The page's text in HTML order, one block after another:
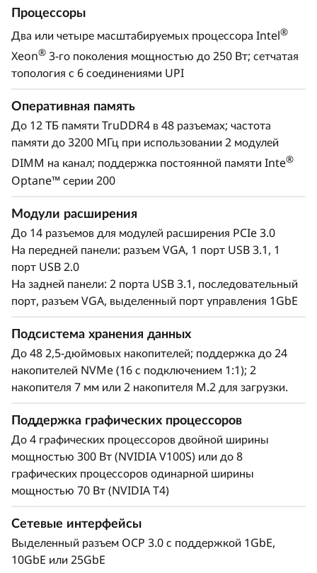
рабочих нагрузок
Lenovo ThinkSystem SR860 V2 позволяет
управлять текущим ландшафтом ИТ-данных и
предоставляет возможности для легкого
масштабирования по мере взрывного роста
столкнуться вашей организации.
Сервер SR860 V2, созданный специально для
обеспечения доступной производительности и
потенциала роста, легко справится с
корпоративными задачами виртуализации,
консолидацией рабочих нагрузок и критически
вычислениями в оперативной памяти, такими
как SAP HANA, нагрузками баз данных и систем
планирования ресурсов предприятия.
Процессоры
Два или четыре масштабируемых процессора Intel®
Xeon® 3-го поколения мощностью до 250 Вт; сетчатая
топология с 6 соединениями UPI
Оперативная память
До 12 ТБ памяти TruDDR4 в 48 разъемах; частота
памяти до 3200 МГц при использовании 2 модулей
DIMM на канал; поддержка постоянной памяти Inte®
Optane™ серии 200
Модули расширения
До 14 разъемов для модулей расширения PCIe 3.0
На передней панели: разъем VGA, 1 порт USB 3.1, 1
порт USB 2.0
На задней панели: 2 порта USB 3.1, последовательный
порт, разъем VGA, выделенный порт управления 1GbE
Подсистема хранения данных
До 48 2,5-дюймовых накопителей; поддержка до 24
накопителей NVMe (16 с подключением 1:1); 2
накопителя 7 мм или 2 накопителя M.2 для загрузки.
Поддержка графических процессоров
До 4 графических процессоров двойной ширины
мощностью 300 Вт (NVIDIA V100S) или до 8
графических процессоров одинарной ширины
мощностью 70 Вт (NVIDIA T4)
Сетевые интерфейсы
Выделенный разъем OCP 3.0 с поддержкой 1GbE,
10GbE или 25GbE